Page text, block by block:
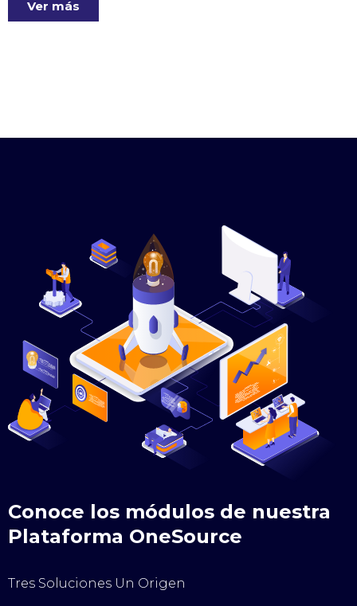
Ver más
Conoce los módulos de nuestra
Plataforma OneSource
Tres Soluciones Un Origen